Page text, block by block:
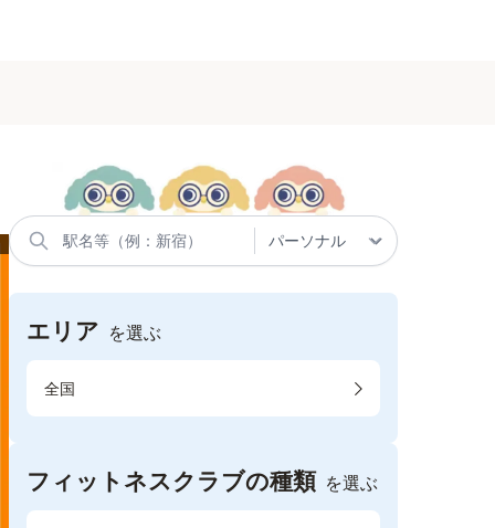
エリア を選ぶ
全国
フィットネスクラブの種類 を選ぶ